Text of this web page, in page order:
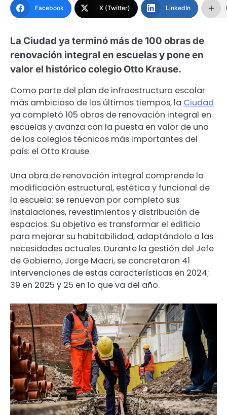
Facebook X (Twitter) LinkedIn
La Ciudad ya terminó más de 100 obras de
renovación integral en escuelas y pone en
valor el histórico colegio Otto Krause.
Como parte del plan de infraestructura escolar
más ambicioso de los últimos tiempos, la Ciudad
ya completó 105 obras de renovación integral en
escuelas y avanza con la puesta en valor de uno
de los colegios técnicos más importantes del
país: el Otto Krause.
Una obra de renovación integral comprende la
modificación estructural, estética y funcional de
la escuela: se renuevan por completo sus
instalaciones, revestimientos y distribución de
espacios. Su objetivo es transformar el edificio
para mejorar su habitabilidad, adaptándolo a las
necesidades actuales. Durante la gestión del Jefe
de Gobierno, Jorge Macri, se concretaron 41
intervenciones de estas características en 2024;
39 en 2025 y 25 en lo que va del año.